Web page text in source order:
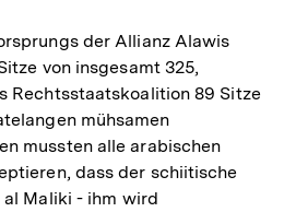
der Allianz Alawis
von insgesamt 325,
Rechtsstaatskoalition 89 Sitze
mühsamen
mussten alle arabischen
dass der schiitische
Maliki - ihm wird